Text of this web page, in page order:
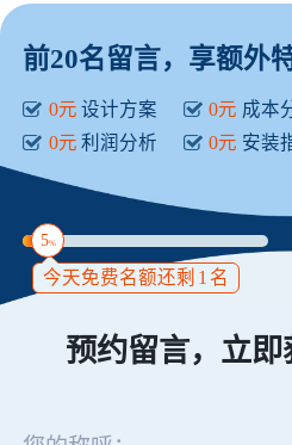
前20名留言，享额外
0元 设计方案 0元 成本
0元 利润分析 0元 安装
5%
今天免费名额还剩 1 名
预约留言，立